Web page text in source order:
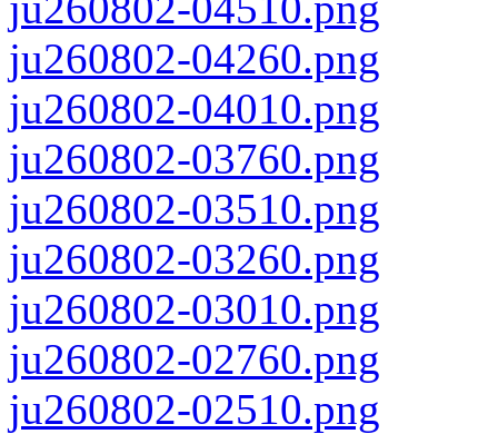
ju260802-04260.png
ju260802-04010.png
ju260802-03760.png
ju260802-03510.png
ju260802-03260.png
ju260802-03010.png
ju260802-02760.png
ju260802-02510.png